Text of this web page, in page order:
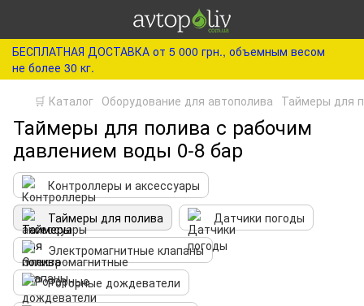
БЕСПЛАТНАЯ ДОСТАВКА от 5 000 грн., объемным весом
не более 30 кг.
🛒 Каталог Оборудование для автополива Таймеры для
Таймеры для полива с рабочим
давлением воды 0-8 бар
Контроллеры и аксессуары
Таймеры для полива
Датчики погоды
Электромагнитные клапаны
Роторные дождеватели